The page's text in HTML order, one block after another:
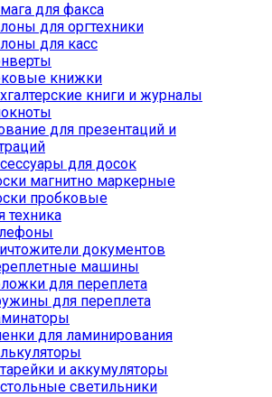
для факса
для оргтехники
для касс
книжки
книги и журналы
для презентаций и
для досок
магнитно маркерные
пробковые
техника
документов
машины
для переплета
для переплета
для ламинирования
и аккумуляторы
светильники